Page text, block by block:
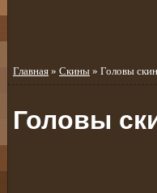
Главная » Скины » Головы
Головы